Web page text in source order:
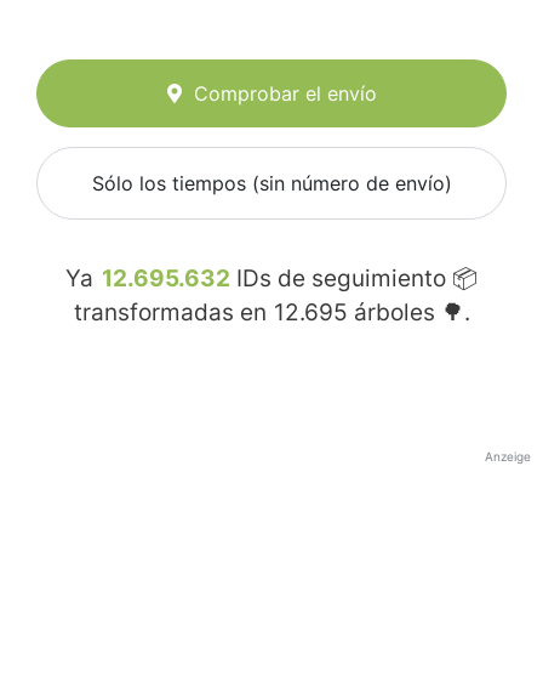
Comprobar el envío
Sólo los tiempos (sin número de envío)
Ya 12.695.632 IDs de seguimiento 📦
transformadas en 12.695 árboles 🌳.
Anzeige